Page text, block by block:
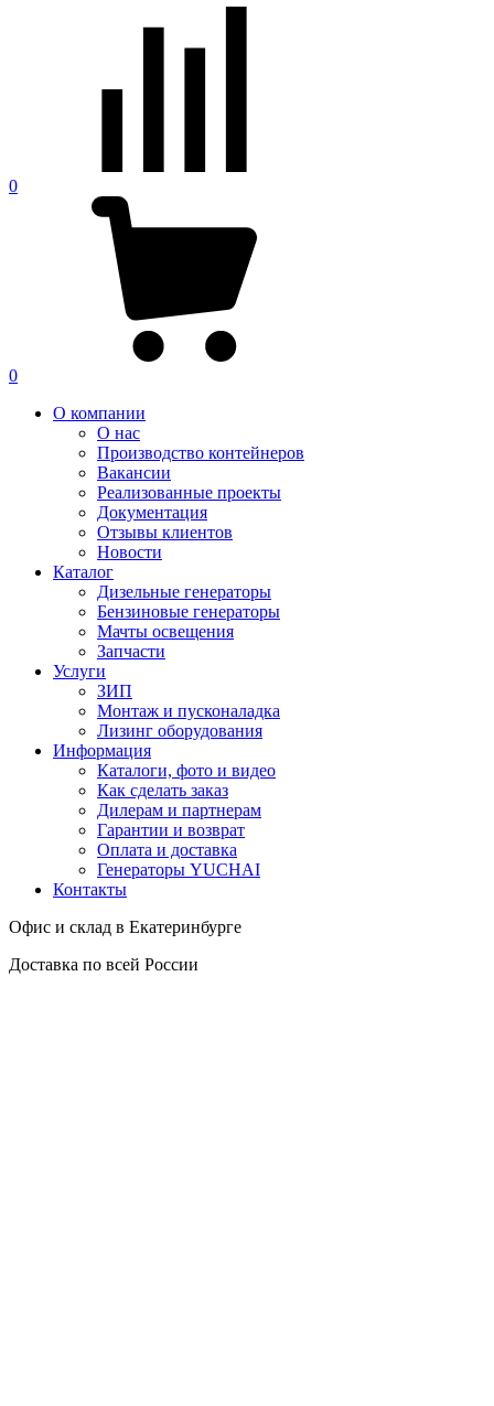
0
0
О компании
О нас
Производство контейнеров
Вакансии
Реализованные проекты
Документация
Отзывы клиентов
Новости
Каталог
Дизельные генераторы
Бензиновые генераторы
Мачты освещения
Запчасти
Услуги
ЗИП
Монтаж и пусконаладка
Лизинг оборудования
Информация
Каталоги, фото и видео
Как сделать заказ
Дилерам и партнерам
Гарантии и возврат
Оплата и доставка
Генераторы YUCHAI
Контакты
Офис и склад в Екатеринбурге
Доставка по всей России